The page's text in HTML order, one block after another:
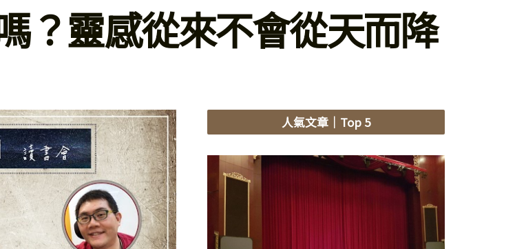
？靈感從來不會從天而降
人氣文章 ｜Top 5